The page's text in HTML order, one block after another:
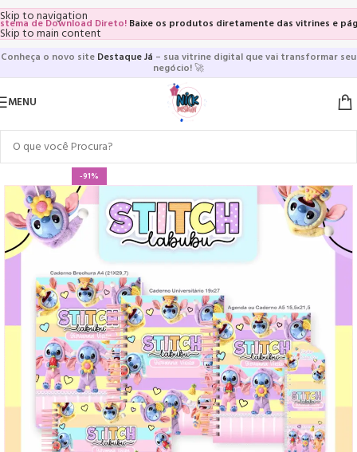
Skip to navigation
Skip to main content
de Download Direto!Baixe os produtos diretamente das vitrines e
Conheça o novo site Destaque Já – sua vitrine digital que vai transformar seu
negócio!🚀
MENU
-91%